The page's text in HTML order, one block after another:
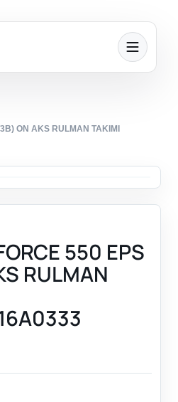
ON AKS RULMAN TAKIMI
550 EPS
RULMAN